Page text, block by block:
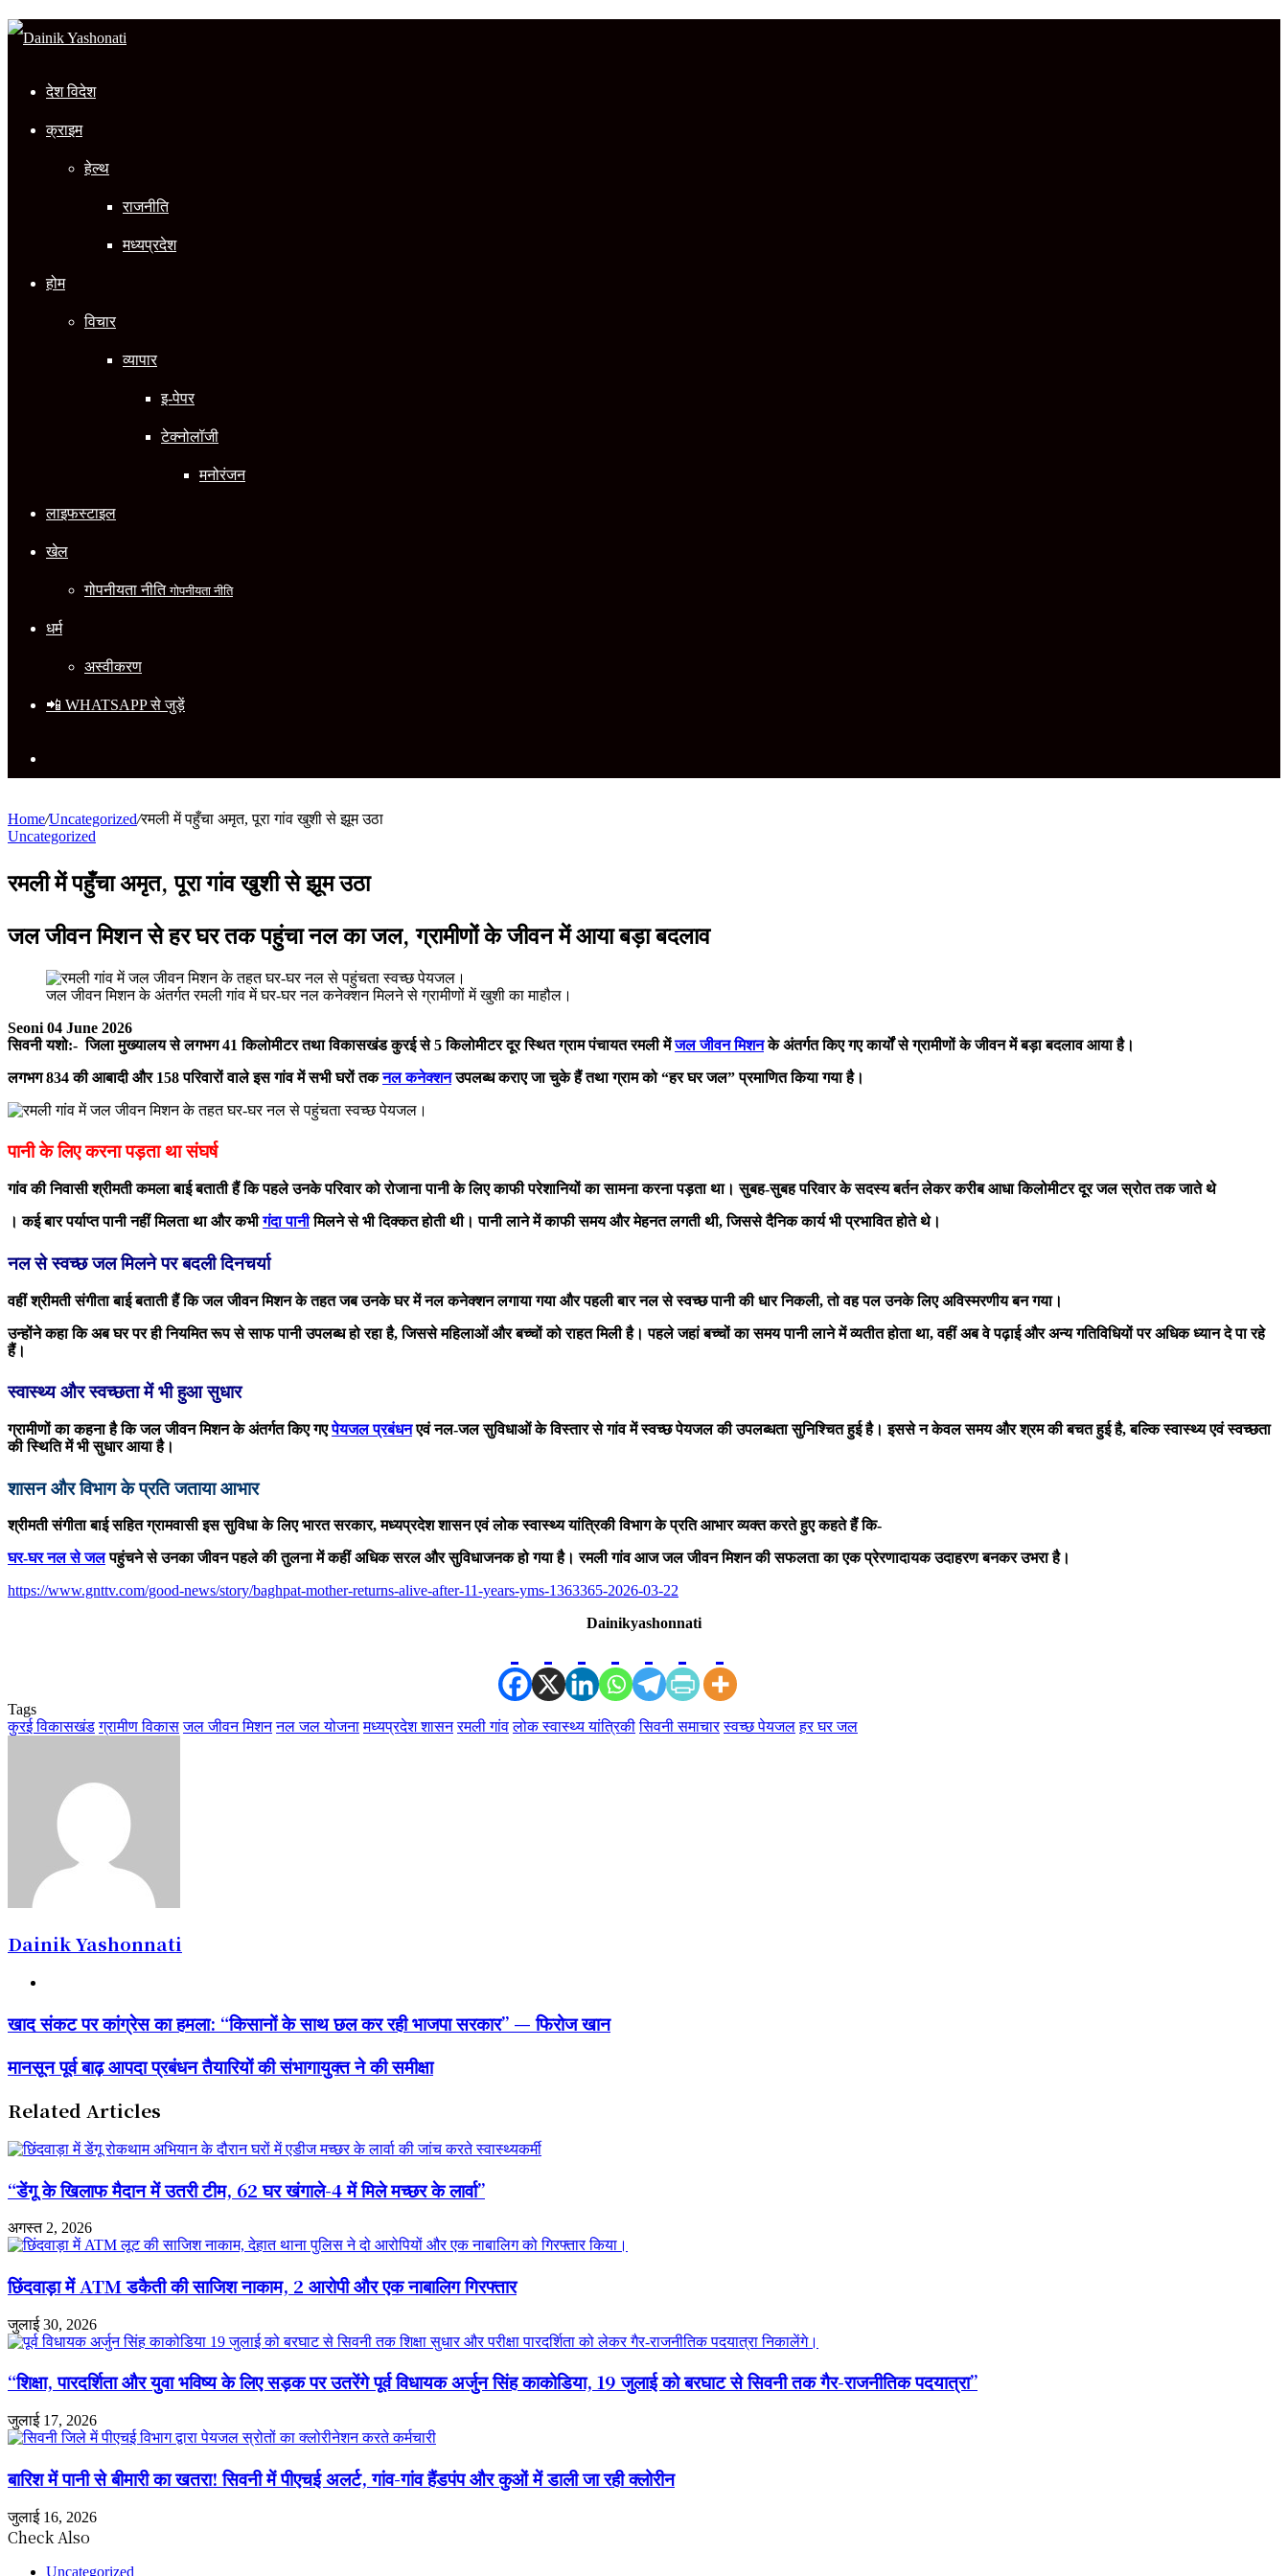
देश विदेश
क्राइम
हेल्थ
राजनीति
मध्यप्रदेश
होम
विचार
व्यापार
इ-पेपर
टेक्नोलॉजी
मनोरंजन
लाइफस्टाइल
खेल
गोपनीयता नीतिगोपनीयता नीति
धर्म
अस्वीकरण
📲 WHATSAPP से जुड़ें
Home/Uncategorized/रमली में पहुँचा अमृत, पूरा गांव खुशी से झूम उठा
Uncategorized
रमली में पहुँचा अमृत, पूरा गांव खुशी से झूम उठा
जल जीवन मिशन से हर घर तक पहुंचा नल का जल, ग्रामीणों के जीवन में आया बड़ा बदलाव
जल जीवन मिशन के अंतर्गत रमली गांव में घर-घर नल कनेक्शन मिलने से ग्रामीणों में खुशी का माहौल।
Seoni 04 June 2026
सिवनी यशो:- जिला मुख्यालय से लगभग 41 किलोमीटर तथा विकासखंड कुरई से 5 किलोमीटर दूर स्थित ग्राम पंचायत रमली मेंजल जीवन मिशनके अंतर्गत किए गए कार्यों से ग्रामीणों के जीवन में बड़ा बदलाव आया है।
लगभग 834 की आबादी और 158 परिवारों वाले इस गांव में सभी घरों तकनल कनेक्शनउपलब्ध कराए जा चुके हैं तथा ग्राम को “हर घर जल” प्रमाणित किया गया है।
पानी के लिए करना पड़ता था संघर्ष
गांव की निवासी श्रीमती कमला बाई बताती हैं कि पहले उनके परिवार को रोजाना पानी के लिए काफी परेशानियों का सामना करना पड़ता था। सुबह-सुबह परिवार के सदस्य बर्तन लेकर करीब आधा किलोमीटर दूर जल स्रोत तक जाते थे
। कई बार पर्याप्त पानी नहीं मिलता था और कभीगंदा पानीमिलने से भी दिक्कत होती थी। पानी लाने में काफी समय और मेहनत लगती थी, जिससे दैनिक कार्य भी प्रभावित होते थे।
नल से स्वच्छ जल मिलने पर बदली दिनचर्या
वहीं श्रीमती संगीता बाई बताती हैं कि जल जीवन मिशन के तहत जब उनके घर में नल कनेक्शन लगाया गया और पहली बार नल से स्वच्छ पानी की धार निकली, तो वह पल उनके लिए अविस्मरणीय बन गया।
उन्होंने कहा कि अब घर पर ही नियमित रूप से साफ पानी उपलब्ध हो रहा है, जिससे महिलाओं और बच्चों को राहत मिली है। पहले जहां बच्चों का समय पानी लाने में व्यतीत होता था, वहीं अब वे पढ़ाई और अन्य गतिविधियों पर अधिक ध्यान दे पा रहे
हैं।
स्वास्थ्य और स्वच्छता में भी हुआ सुधार
ग्रामीणों का कहना है कि जल जीवन मिशन के अंतर्गत किए गएपेयजल प्रबंधनएवं नल-जल सुविधाओं के विस्तार से गांव में स्वच्छ पेयजल की उपलब्धता सुनिश्चित हुई है। इससे न केवल समय और श्रम की बचत हुई है, बल्कि स्वास्थ्य एवं स्वच्छता
की स्थिति में भी सुधार आया है।
शासन और विभाग के प्रति जताया आभार
श्रीमती संगीता बाई सहित ग्रामवासी इस सुविधा के लिए भारत सरकार, मध्यप्रदेश शासन एवं लोक स्वास्थ्य यांत्रिकी विभाग के प्रति आभार व्यक्त करते हुए कहते हैं कि-
घर-घर नल से जलपहुंचने से उनका जीवन पहले की तुलना में कहीं अधिक सरल और सुविधाजनक हो गया है। रमली गांव आज जल जीवन मिशन की सफलता का एक प्रेरणादायक उदाहरण बनकर उभरा है।
https://www.gnttv.com/good-news/story/baghpat-mother-returns-alive-after-11-years-yms-1363365-2026-03-22
Dainikyashonnati
Tags
कुरई विकासखंड ग्रामीण विकास जल जीवन मिशन नल जल योजना मध्यप्रदेश शासन रमली गांव लोक स्वास्थ्य यांत्रिकी सिवनी समाचार स्वच्छ पेयजल हर घर जल
Dainik Yashonnati
खाद
संकट
कांग्रेस
हमला:
“किसानों
के
साथ
कर
भाजपा
सरकार”
फिरोज
खान
खाद संकट पर कांग्रेस का हमला: “किसानों के साथ छल कर रही भाजपा सरकार” — फिरोज खान
मानसून
पूर्व
आपदा
तैयारियों
संभागायुक्त
ने
समीक्षा
मानसून पूर्व बाढ़ आपदा प्रबंधन तैयारियों की संभागायुक्त ने की समीक्षा
Related Articles
“डेंगू के खिलाफ मैदान में उतरी टीम, 62 घर खंगाले-4 में मिले मच्छर के लार्वा”
अगस्त 2, 2026
छिंदवाड़ा में ATM डकैती की साजिश नाकाम, 2 आरोपी और एक नाबालिग गिरफ्तार
जुलाई 30, 2026
“शिक्षा, पारदर्शिता और युवा भविष्य के लिए सड़क पर उतरेंगे पूर्व विधायक अर्जुन सिंह काकोडिया, 19 जुलाई को बरघाट से सिवनी तक गैर-राजनीतिक पदयात्रा”
जुलाई 17, 2026
बारिश में पानी से बीमारी का खतरा! सिवनी में पीएचई अलर्ट, गांव-गांव हैंडपंप और कुओं में डाली जा रही क्लोरीन
जुलाई 16, 2026
Check Also
Uncategorized